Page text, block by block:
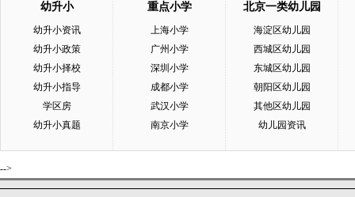
幼升小
幼升小资讯
幼升小政策
幼升小择校
幼升小指导
学区房
幼升小真题
重点小学
上海小学
广州小学
深圳小学
成都小学
武汉小学
南京小学
北京一类幼儿园
海淀区幼儿园
西城区幼儿园
东城区幼儿园
朝阳区幼儿园
其他区幼儿园
幼儿园资讯
-->